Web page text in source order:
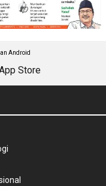
Android